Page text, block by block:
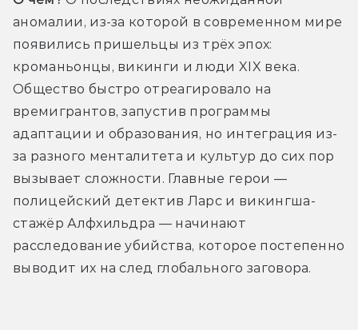
аномалии, из-за которой в современном мире
появились пришельцы из трёх эпох:
кроманьонцы, викинги и люди XIX века.
Общество быстро отреагировало на
времигрантов, запустив программы
адаптации и образования, но интеграция из-
за разного менталитета и культур до сих пор
вызывает сложности. Главные герои —
полицейский детектив Ларс и викингша-
стажёр Алфхильдра — начинают
расследование убийства, которое постепенно
выводит их на след глобального заговора.